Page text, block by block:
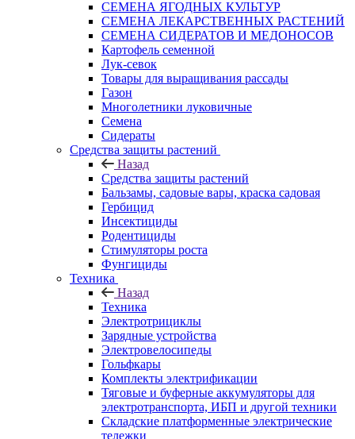
СЕМЕНА ЯГОДНЫХ КУЛЬТУР
СЕМЕНА ЛЕКАРСТВЕННЫХ РАСТЕНИЙ
СЕМЕНА СИДЕРАТОВ И МЕДОНОСОВ
Картофель семенной
Лук-севок
Товары для выращивания рассады
Газон
Многолетники луковичные
Семена
Сидераты
Средства защиты растений
Назад
Средства защиты растений
Бальзамы, садовые вары, краска садовая
Гербицид
Инсектициды
Родентициды
Стимуляторы роста
Фунгициды
Техника
Назад
Техника
Электротрициклы
Зарядные устройства
Электровелосипеды
Гольфкары
Комплекты электрификации
Тяговые и буферные аккумуляторы для
электротранспорта, ИБП и другой техники
Складские платформенные электрические
тележки